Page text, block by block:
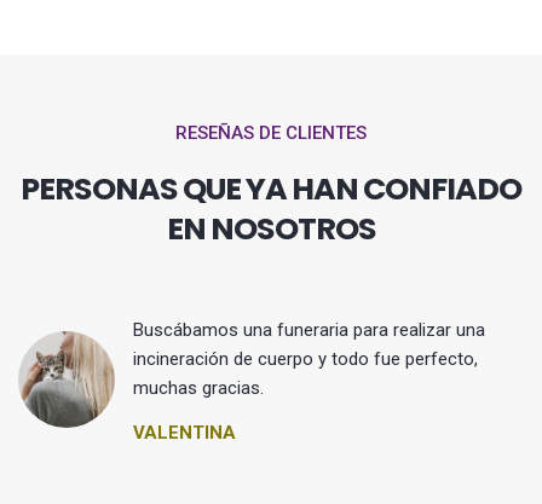
RESEÑAS DE CLIENTES
PERSONAS QUE YA HAN CONFIADO
EN NOSOTROS
Buscábamos una funeraria para realizar una
incineración de cuerpo y todo fue perfecto,
muchas gracias.
VALENTINA